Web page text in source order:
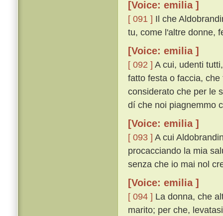
[Voice: emilia ]
[ 091 ] Il che
tu, come l'altre donne,
[Voice: emilia ]
[ 092 ] A cui, udenti
fatto festa o faccia,
considerato che per le
dí che noi piagnemmo
[Voice: emilia ]
[ 093 ] A cui
procacciando la mia
senza che io mai nol
[Voice: emilia ]
[ 094 ] La donna, che
marito; per che,